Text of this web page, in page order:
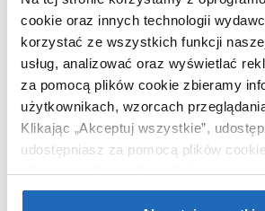
cookie oraz innych technologii
korzystać ze wszystkich funkcji
usług, analizować oraz wyświetlać
za pomocą plików cookie zbieramy
użytkownikach, wzorcach
Klikając „Akceptuj wszystkie”,
udostępniasz za pomocą plików
informacje dla użytkowników
partnerzy reklamowi.Jeśli chcesz,
KUPOWANE Z